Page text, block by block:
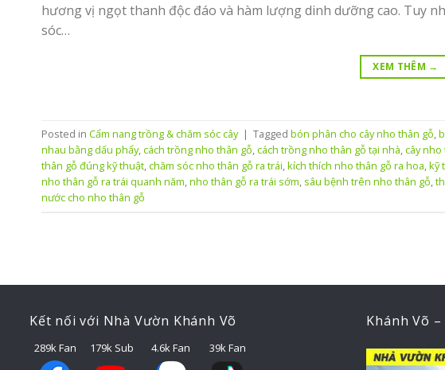
hương vị ngọt thanh độc đáo và hàm lượng dinh dưỡng cao. Tuy
sóc…
XEM THÊM →
Posted in Cẩm nang trồng & chăm sóc cây | Tagged bón phân cho cây nho thân gỗ,
nhau bằng dấu phẩy,cách trồng nho thân gỗ,cách trồng nho thân gỗ tại nhà,cây
thân gỗ đúng kỹ thuật,chăm sóc nho thân gỗ ra trái,kích thích nho thân gỗ ra hoa,kỹ
nho thân gỗ ra trái quanh năm,nho thân gỗ ra trái sớm, sâu bệnh trên nho thân gỗ,
nước cho nho thân gỗ
Kết nối với Nhà Vườn Khánh Võ
289k Fan 179k Sub 4.6k Fan 39k Fan
Khánh Võ